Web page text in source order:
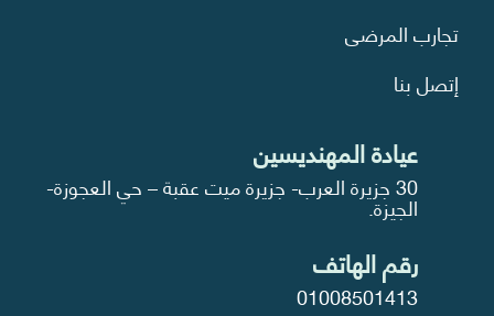
عيادة المهنديسين
30 جزيرة العرب- جزيرة ميت عقبة – حي العجوزة-
الجيزة.
رقم الهاتف
01008501413
تجارب المرضى
إتصل بنا